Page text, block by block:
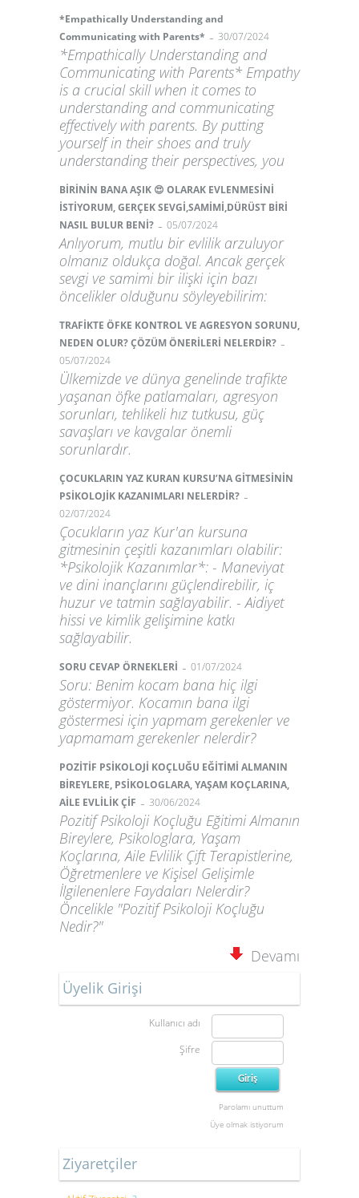
*Empathically Understanding and
Communicating with Parents* - 30/07/2024
*Empathically Understanding and
Communicating with Parents* Empathy
is a crucial skill when it comes to
understanding and communicating
effectively with parents. By putting
yourself in their shoes and truly
understanding their perspectives, you
BİRİNİN BANA AŞIK 😍 OLARAK EVLENMESİNİ
İSTİYORUM, GERÇEK SEVGİ,SAMİMİ,DÜRÜST BİRİ
NASIL BULUR BENİ? - 05/07/2024
Anlıyorum, mutlu bir evlilik arzuluyor
olmanız oldukça doğal. Ancak gerçek
sevgi ve samimi bir ilişki için bazı
öncelikler olduğunu söyleyebilirim:
TRAFİKTE ÖFKE KONTROL VE AGRESYON SORUNU,
NEDEN OLUR? ÇÖZÜM ÖNERİLERİ NELERDİR? -
05/07/2024
Ülkemizde ve dünya genelinde trafikte
yaşanan öfke patlamaları, agresyon
sorunları, tehlikeli hız tutkusu, güç
savaşları ve kavgalar önemli
sorunlardır.
ÇOCUKLARIN YAZ KURAN KURSU’NA GİTMESİNİN
PSİKOLOJİK KAZANIMLARI NELERDİR? -
02/07/2024
Çocukların yaz Kur'an kursuna
gitmesinin çeşitli kazanımları olabilir:
*Psikolojik Kazanımlar*: - Maneviyat
ve dini inançlarını güçlendirebilir, iç
huzur ve tatmin sağlayabilir. - Aidiyet
hissi ve kimlik gelişimine katkı
sağlayabilir.
SORU CEVAP ÖRNEKLERİ - 01/07/2024
Soru: Benim kocam bana hiç ilgi
göstermiyor. Kocamın bana ilgi
göstermesi için yapmam gerekenler ve
yapmamam gerekenler nelerdir?
POZİTİF PSİKOLOJİ KOÇLUĞU EĞİTİMİ ALMANIN
BİREYLERE, PSİKOLOGLARA, YAŞAM KOÇLARINA,
AİLE EVLİLİK ÇİF - 30/06/2024
Pozitif Psikoloji Koçluğu Eğitimi Almanın
Bireylere, Psikologlara, Yaşam
Koçlarına, Aile Evlilik Çift Terapistlerine,
Öğretmenlere ve Kişisel Gelişimle
İlgilenenlere Faydaları Nelerdir?
Öncelikle "Pozitif Psikoloji Koçluğu
Nedir?"
Devamı
Üyelik Girişi
Kullanıcı adı
Şifre
Parolamı unuttum
Üye olmak istiyorum
Ziyaretçiler